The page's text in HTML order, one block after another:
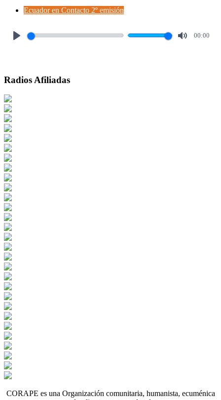
Ecuador en Contacto 2º emisión
00:00
Radios Afiliadas
CORAPE es una Organización comunitaria, humanista, ecuménica